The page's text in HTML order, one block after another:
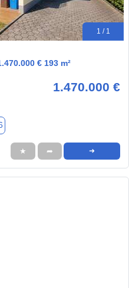
1 / 1
€ 193 m²
1.470.000 €
★ ➦ ➜